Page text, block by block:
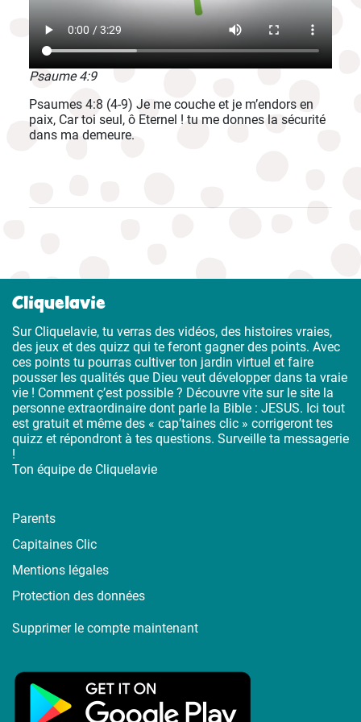
Psaume 4:9
Psaumes 4:8 (4-9) Je me couche et je m’endors en
paix, Car toi seul, ô Eternel ! tu me donnes la sécurité
dans ma demeure.
Cliquelavie
Sur Cliquelavie, tu verras des vidéos, des histoires vraies,
des jeux et des quizz qui te feront gagner des points. Avec
ces points tu pourras cultiver ton jardin virtuel et faire
pousser les qualités que Dieu veut développer dans ta vraie
vie ! Comment ç’est possible ? Découvre vite sur le site la
personne extraordinaire dont parle la Bible : JESUS. Ici tout
est gratuit et même des « cap’taines clic » corrigeront tes
quizz et répondront à tes questions. Surveille ta messagerie
!
Ton équipe de Cliquelavie
Parents
Capitaines Clic
Mentions légales
Protection des données
Supprimer le compte maintenant